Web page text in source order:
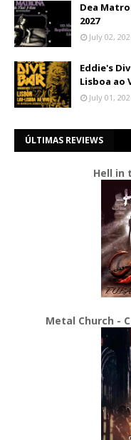
Dea
2027
July 02,
Eddie's
Lisboa ao
July 01,
ÚLTIMAS REVIEWS
Hell in
Metal Church -